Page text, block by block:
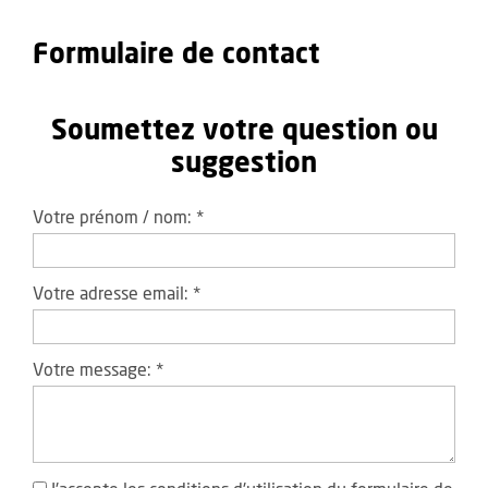
Formulaire de contact
Soumettez votre question ou
suggestion
Votre prénom / nom: *
Votre adresse email: *
Votre message: *